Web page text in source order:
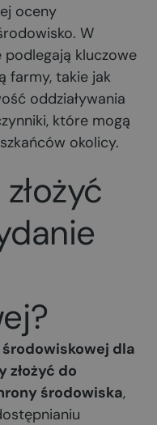
oceny
W
kluczowe
farmy, takie jak
oddziaływania
które mogą
okolicy.
dla
do
środowiska,